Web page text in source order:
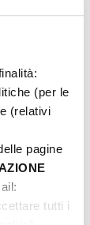
(per le
(relativi
pagine
tutti i
Sie
­WO